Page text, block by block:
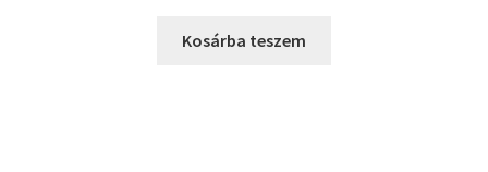
Kosárba teszem